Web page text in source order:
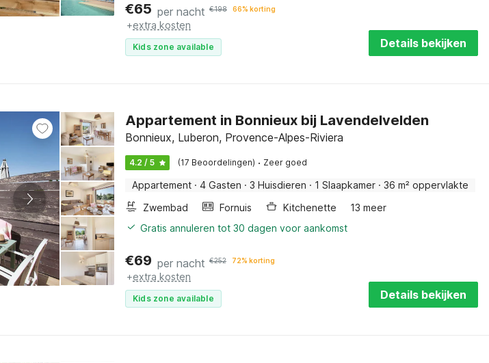
€65 per nacht €198 66% korting
+extra kosten
Kids zone available Details bekijken
Appartement in Bonnieux bij Lavendelvelden
Bonnieux, Luberon, Provence-Alpes-Riviera
4.2 / 5 (17 Beoordelingen) · Zeer goed
Appartement · 4 Gasten · 3 Huisdieren · 1 Slaapkamer · 36 m² oppervlakte
Zwembad
Fornuis Kitchenette
13 meer
Gratis annuleren tot 30 dagen voor aankomst
€69 per nacht €252 72% korting
+extra kosten
Kids zone available Details bekijken